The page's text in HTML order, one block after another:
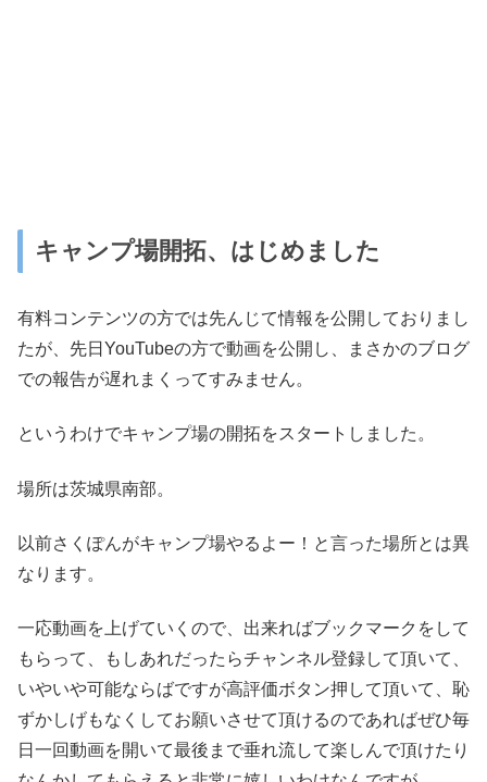
キャンプ場開拓、はじめました
有料コンテンツの方では先んじて情報を公開しておりまし
たが、先日YouTubeの方で動画を公開し、まさかのブログ
での報告が遅れまくってすみません。
というわけでキャンプ場の開拓をスタートしました。
場所は茨城県南部。
以前さくぽんがキャンプ場やるよー！と言った場所とは異
なります。
一応動画を上げていくので、出来ればブックマークをして
もらって、もしあれだったらチャンネル登録して頂いて、
いやいや可能ならばですが高評価ボタン押して頂いて、恥
ずかしげもなくしてお願いさせて頂けるのであればぜひ毎
日一回動画を開いて最後まで垂れ流して楽しんで頂けたり